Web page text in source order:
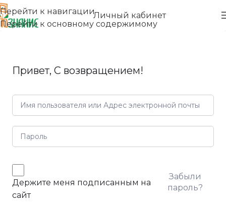
Перейти к навигации
Перейти к основному содержимому
Личный кабинет
Привет, С возвращением!
Держите меня подписанным на
сайт
Забыли
пароль?